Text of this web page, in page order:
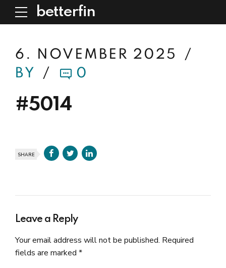
betterfin
6. NOVEMBER 2025
BY
0
#5014
SHARE
Leave a Reply
Your email address will not be published. Required
fields are marked *